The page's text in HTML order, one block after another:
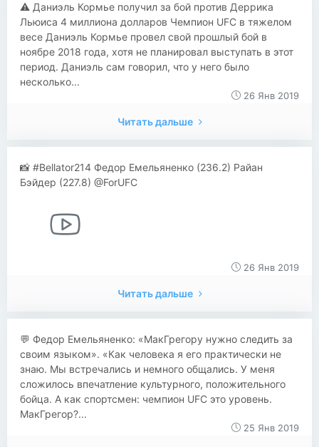
​​⚠ Даниэль Кормье получил за бой против Деррика
Льюиса 4 миллиона долларов Чемпион UFC в тяжелом
весе Даниэль Кормье провел свой прошлый бой в
ноябре 2018 года, хотя не планировал выступать в этот
период. Даниэль сам говорил, что у него было
несколько...
26 Янв 2019
Читать дальше
📸 #Bellator214 Федор Емельяненко (236.2) Райан
Бэйдер (227.8) @ForUFC
26 Янв 2019
Читать дальше
​​💬 Федор Емельяненко: «МакГрегору нужно следить за
своим языком». «Как человека я его практически не
знаю. Мы встречались и немного общались. У меня
сложилось впечатление культурного, положительного
бойца. А как спортсмен: чемпион UFC это уровень.
МакГрегор?...
25 Янв 2019